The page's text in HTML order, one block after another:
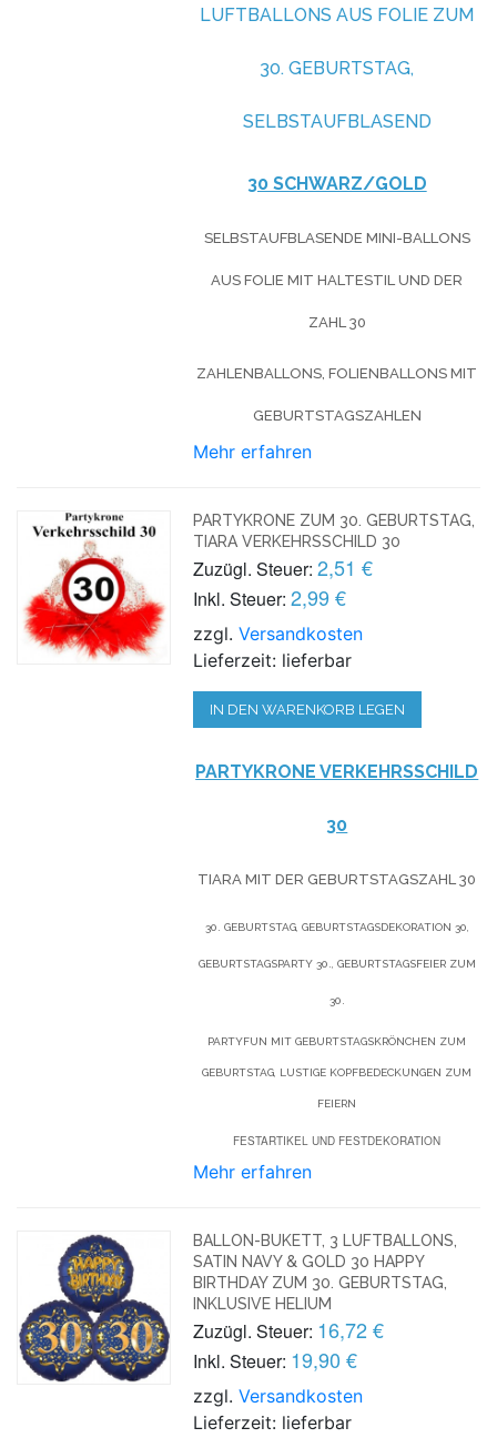
LUFTBALLONS AUS FOLIE ZUM
30. GEBURTSTAG,
SELBSTAUFBLASEND
30 SCHWARZ/GOLD
SELBSTAUFBLASENDE MINI-BALLONS
AUS FOLIE MIT HALTESTIL UND DER
ZAHL 30
ZAHLENBALLONS, FOLIENBALLONS MIT
GEBURTSTAGSZAHLEN
Mehr erfahren
PARTYKRONE ZUM 30. GEBURTSTAG,
TIARA VERKEHRSSCHILD 30
Zuzügl. Steuer: 2,51 €
Inkl. Steuer: 2,99 €
zzgl.Versandkosten
Lieferzeit: lieferbar
IN DEN WARENKORB LEGEN
PARTYKRONEVERKEHRSSCHILD
30
TIARA MIT DER GEBURTSTAGSZAHL 30
30. GEBURTSTAG, GEBURTSTAGSDEKORATION 30,
GEBURTSTAGSPARTY 30., GEBURTSTAGSFEIER ZUM
30.
PARTYFUN MIT GEBURTSTAGSKRÖNCHEN ZUM
GEBURTSTAG, LUSTIGE KOPFBEDECKUNGEN ZUM
FEIERN
FESTARTIKEL UND FESTDEKORATION
Mehr erfahren
BALLON-BUKETT, 3 LUFTBALLONS,
SATIN NAVY & GOLD 30 HAPPY
BIRTHDAY ZUM 30. GEBURTSTAG,
INKLUSIVE HELIUM
Zuzügl. Steuer: 16,72 €
Inkl. Steuer: 19,90 €
zzgl.Versandkosten
Lieferzeit: lieferbar